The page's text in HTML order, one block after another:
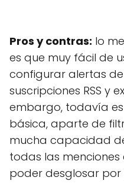
Pros y contras: lo
es que muy fácil de
configurar alertas
suscripciones RSS y
embargo, todavía
básica, aparte de
mucha capacidad
todas las menciones
poder desglosar